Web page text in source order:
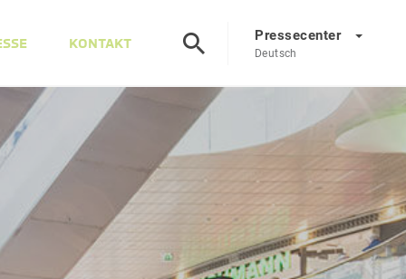
KONTAKT Pressecenter
Deutsch
EN